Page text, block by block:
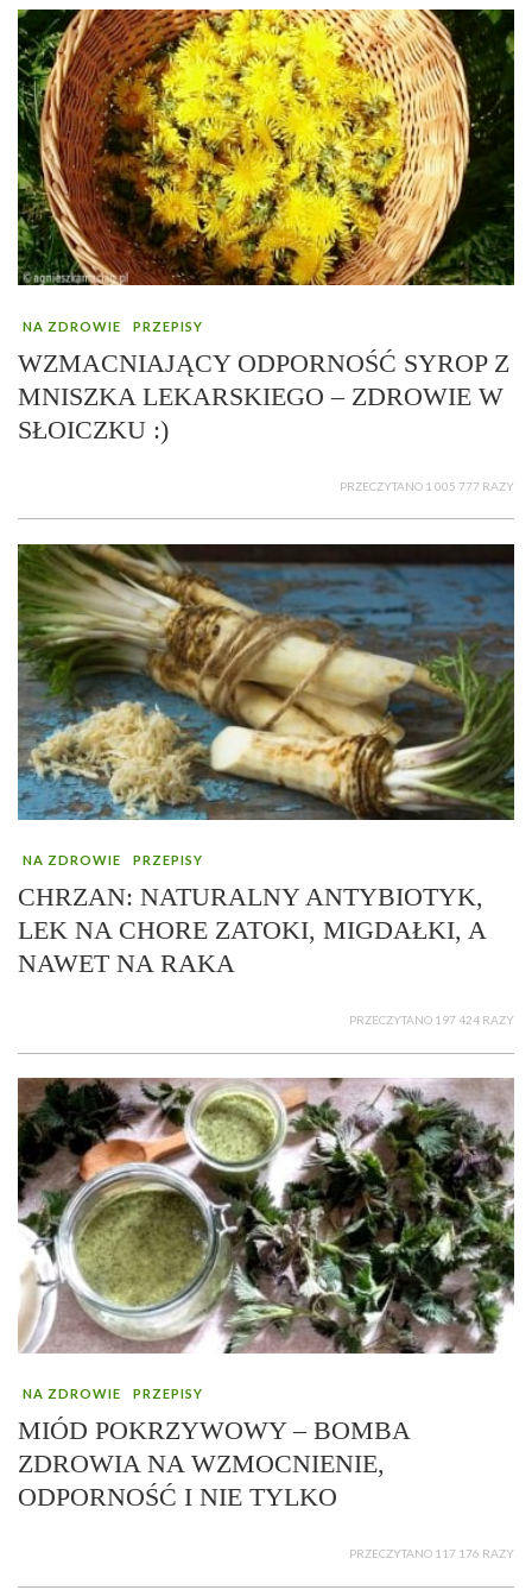
NA ZDROWIE PRZEPISY
WZMACNIAJĄCY ODPORNOŚĆ SYROP Z
MNISZKA LEKARSKIEGO – ZDROWIE W
SŁOICZKU :)
PRZECZYTANO 1 005 777 RAZY
NA ZDROWIE PRZEPISY
CHRZAN: NATURALNY ANTYBIOTYK,
LEK NA CHORE ZATOKI, MIGDAŁKI, A
NAWET NA RAKA
PRZECZYTANO 197 424 RAZY
NA ZDROWIE PRZEPISY
MIÓD POKRZYWOWY – BOMBA
ZDROWIA NA WZMOCNIENIE,
ODPORNOŚĆ I NIE TYLKO
PRZECZYTANO 117 176 RAZY